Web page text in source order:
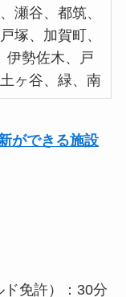
瀬谷、都筑、
塚、加賀町、
伊勢佐木、戸
ヶ谷、緑、南
ができる施設
免許）：30分